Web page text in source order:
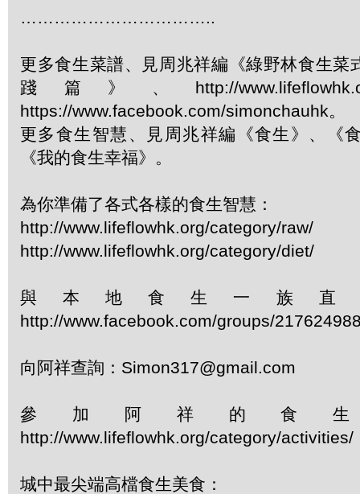
……………………………..
更多食生菜譜、見周兆祥編《綠野林食生菜
踐篇》、http://www.lifeflowhk.org/
https://www.facebook.com/simonchauhk。
更多食生智慧、見周兆祥編《食生》、《
《我的食生幸福》。
為你準備了各式各樣的食生智慧：
http://www.lifeflowhk.org/category/raw/
http://www.lifeflowhk.org/category/diet/
與本地食生一族直
http://www.facebook.com/groups/
向阿祥查詢：Simon317@gmail.com
參加阿祥的食
http://www.lifeflowhk.org/category/activities/
城中最尖端高檔食生美食：